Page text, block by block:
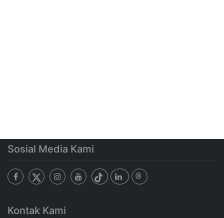
Sosial Media Kami
Kontak Kami